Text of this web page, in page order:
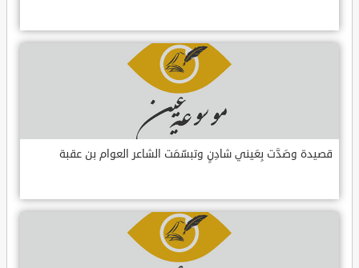
قصيدة وصَدَّت بِعَيني شادِنٍ وتبسّمَت الشاعر العوام بن عقبة